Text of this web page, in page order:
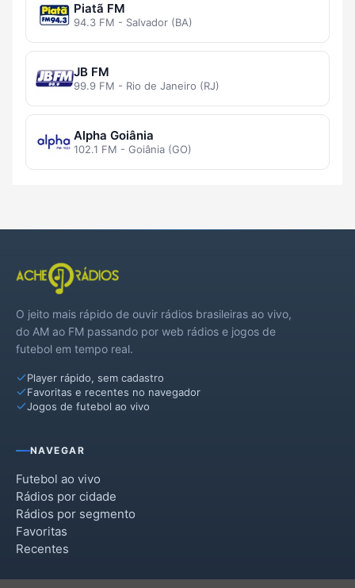
Piatã FM
94.3 FM - Salvador (BA)
JB FM
99.9 FM - Rio de Janeiro (RJ)
Alpha Goiânia
102.1 FM - Goiânia (GO)
O jeito mais rápido de ouvir rádios brasileiras ao vivo,
do AM ao FM passando por web rádios e jogos de
futebol em tempo real.
Player rápido, sem cadastro
Favoritas e recentes no navegador
Jogos de futebol ao vivo
NAVEGAR
Futebol ao vivo
Rádios por cidade
Rádios por segmento
Favoritas
Recentes